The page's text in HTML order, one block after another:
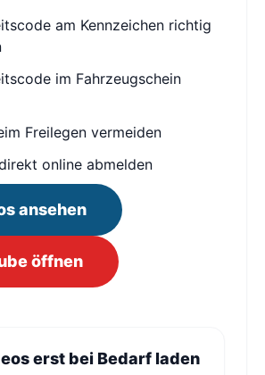
am Kennzeichen richtig
im Fahrzeugschein
Freilegen vermeiden
online abmelden
ansehen
öffnen
erst bei Bedarf laden